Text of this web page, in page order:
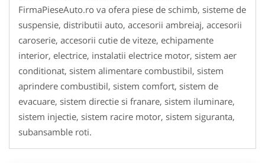
FirmaPieseAuto.ro va ofera piese de schimb, sisteme de
suspensie, distributii auto, accesorii ambreiaj, accesorii
caroserie, accesorii cutie de viteze, echipamente
interior, electrice, instalatii electrice motor, sistem aer
conditionat, sistem alimentare combustibil, sistem
aprindere combustibil, sistem comfort, sistem de
evacuare, sistem directie si franare, sistem iluminare,
sistem injectie, sistem racire motor, sistem siguranta,
subansamble roti.